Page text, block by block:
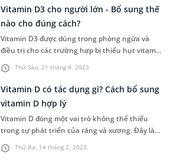
loại vitamin này. Để dùng vitamin D3 đúng cách
cho trẻ, mời quý bậc phụ huynh cùng tham
khảo những thông tin sau đây.
Thứ Sáu, 21 tháng 4, 2023
Vitamin D3 cho người lớn - Bổ sung thế
nào cho đúng cách?
Vitamin D3 được dùng trong phòng ngừa và
điều trị cho các trường hợp bị thiếu hụt vitamin
D, nhất là người đang gặp vấn đề về xương và
da. Nếu được sử dụng với liều lượng phù hợp,
vitamin D3 sẽ rất có lợi cho sức khỏe nhưng
cần phải tuân theo hướng dẫn của bác sĩ
chuyên khoa vì nếu dùng bừa bãi s...
Thứ Ba, 14 tháng 2, 2023
Vitamin D có tác dụng gì? Cách bổ sung
vitamin D hợp lý
Vitamin D đóng một vai trò không thể thiếu
trong sự phát triển của răng và xương. Đây là
một chất xúc tác quan trọng giúp cơ thể hấp
thụ photphat và canxi tốt hơn, cùng với đó là